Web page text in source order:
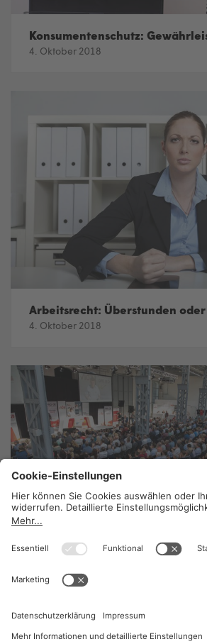
Konsumentenschutz:
4. Oktober 2018
Arbeitsrecht: Überstunden
4. Oktober 2018
Kollektivvertrag: Gute
4. Oktober 2018